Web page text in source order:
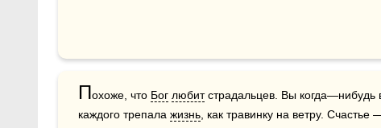
Похоже, что Бог любит страдальцев. Вы когда—нибудь
каждого трепала жизнь , как травинку на ветру.